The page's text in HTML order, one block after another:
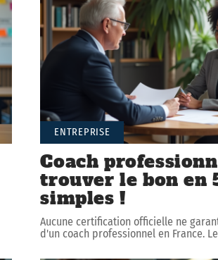
ENTREPRISE
Coach
trouver le bon en
simples !
Aucune certification officielle ne
d'un coach professionnel en France.